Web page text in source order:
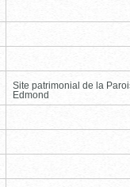
Site patrimonial de la
Edmond